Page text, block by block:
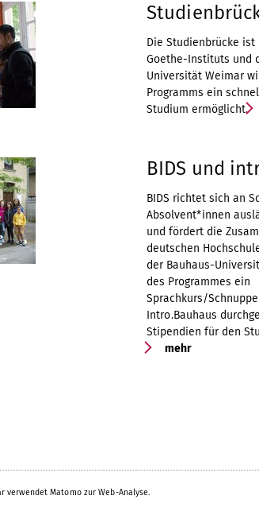
Die Studienbrücke ist
Goethe-Instituts und
Universität Weimar
Programms ein
Studium ermöglicht.
BIDS und
BIDS richtet sich an
Absolvent*innen
und fördert die
deutschen
der Bauhaus-
des Programmes ein
Sprachkurs/
Intro.Bauhaus
Stipendien für den
mehr
verwendet Matomo zur Web-Analyse.